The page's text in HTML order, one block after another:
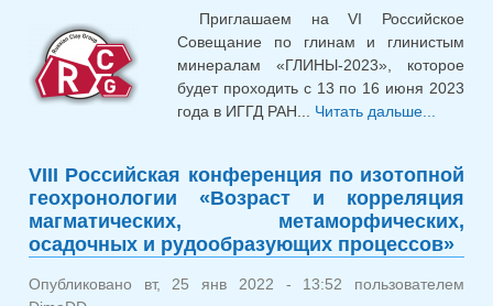
Приглашаем на VI Российское
Совещание по глинам и глинистым
минералам «ГЛИНЫ-2023», которое
будет проходить с 13 по 16 июня 2023
года в ИГГД РАН... Читать дальше...
VIII Российская конференция по изотопной
геохронологии «Возраст и корреляция
магматических, метаморфических,
осадочных и рудообразующих процессов»
Опубликовано вт, 25 янв 2022 - 13:52 пользователем